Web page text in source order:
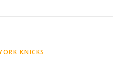
KNICKS